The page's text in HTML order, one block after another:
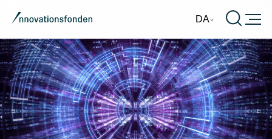
DA Burger